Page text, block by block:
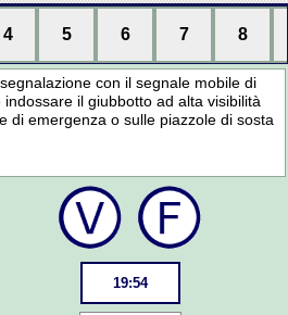
4 5 6 7 8
con il segnale mobile di
il giubbotto ad alta visibilità
di emergenza o sulle piazzole di sosta
19:54